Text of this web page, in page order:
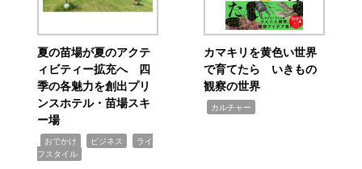
夏の苗場が夏のアクテ
ィビティー拡充へ 四
季の各魅力を創出プリ
ンスホテル・苗場スキ
ー場
おでかけ ビジネス
ライ
フスタイル
カマキリを黄色い世界
で育てたら いきもの
観察の世界
カルチャー